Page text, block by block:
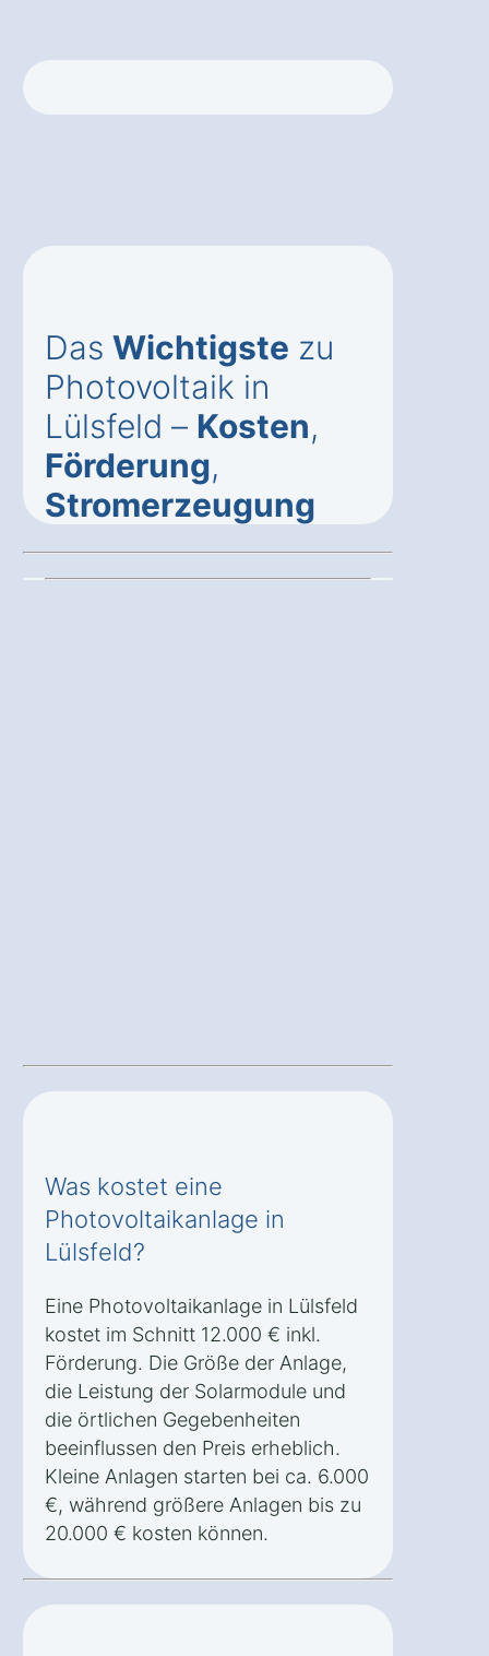
Das Wichtigste zu
Photovoltaik in
Lülsfeld – Kosten,
Förderung,
Stromerzeugung
Was kostet eine
Photovoltaikanlage in
Lülsfeld?
Eine Photovoltaikanlage in Lülsfeld
kostet im Schnitt 12.000 € inkl.
Förderung. Die Größe der Anlage,
die Leistung der Solarmodule und
die örtlichen Gegebenheiten
beeinflussen den Preis erheblich.
Kleine Anlagen starten bei ca. 6.000
€, während größere Anlagen bis zu
20.000 € kosten können.